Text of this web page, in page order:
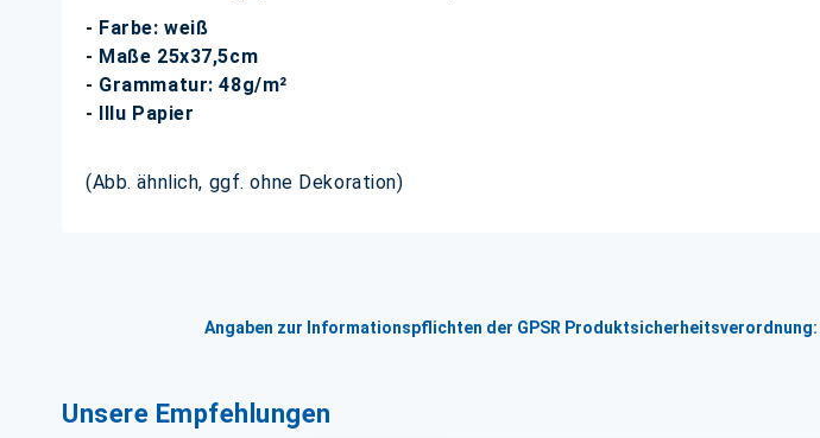
- Farbe: weiß
- Maße 25x37,5cm
- Grammatur: 48g/m²
- Illu Papier
(Abb. ähnlich, ggf. ohne Dekoration)
Angaben zur Informationspflichten der GPSR Produktsicherheitsverordnung:
Unsere Empfehlungen